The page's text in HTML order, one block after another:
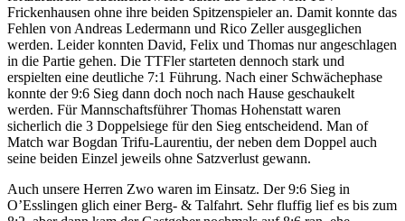
Frickenhausen ohne ihre beiden Spitzenspieler an. Damit konnte das
Fehlen von Andreas Ledermann und Rico Zeller ausgeglichen
werden. Leider konnten David, Felix und Thomas nur angeschlagen
in die Partie gehen. Die TTFler starteten dennoch stark und
erspielten eine deutliche 7:1 Führung. Nach einer Schwächephase
konnte der 9:6 Sieg dann doch noch nach Hause geschaukelt
werden. Für Mannschaftsführer Thomas Hohenstatt waren
sicherlich die 3 Doppelsiege für den Sieg entscheidend. Man of
Match war Bogdan Trifu-Laurentiu, der neben dem Doppel auch
seine beiden Einzel jeweils ohne Satzverlust gewann.
Auch unsere Herren Zwo waren im Einsatz. Der 9:6 Sieg in
O’Esslingen glich einer Berg- & Talfahrt. Sehr fluffig lief es bis zum